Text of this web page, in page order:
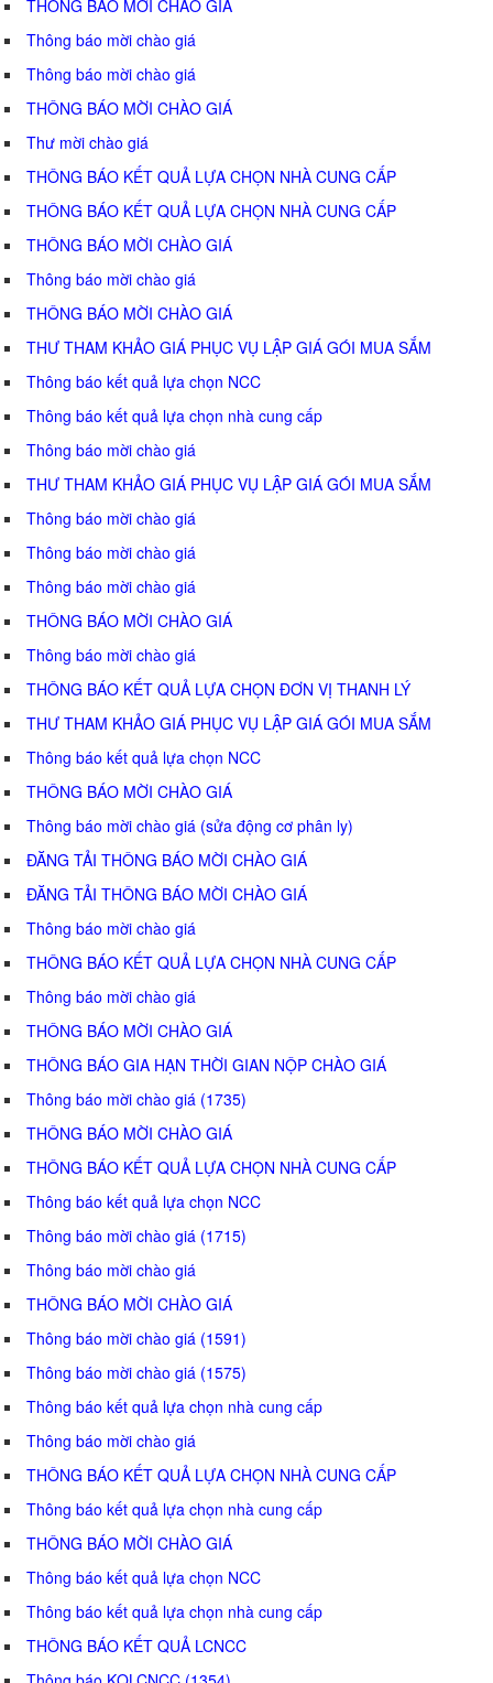
THÔNG BÁO MỜI CHÀO GIÁ
Thông báo mời chào giá
Thông báo mời chào giá
THÔNG BÁO MỜI CHÀO GIÁ
Thư mời chào giá
THÔNG BÁO KẾT QUẢ LỰA CHỌN NHÀ CUNG CẤP
THÔNG BÁO KẾT QUẢ LỰA CHỌN NHÀ CUNG CẤP
THÔNG BÁO MỜI CHÀO GIÁ
Thông báo mời chào giá
THÔNG BÁO MỜI CHÀO GIÁ
THƯ THAM KHẢO GIÁ PHỤC VỤ LẬP GIÁ GÓI MUA SẮM
Thông báo kết quả lựa chọn NCC
Thông báo kết quả lựa chọn nhà cung cấp
Thông báo mời chào giá
THƯ THAM KHẢO GIÁ PHỤC VỤ LẬP GIÁ GÓI MUA SẮM
Thông báo mời chào giá
Thông báo mời chào giá
Thông báo mời chào giá
THÔNG BÁO MỜI CHÀO GIÁ
Thông báo mời chào giá
THÔNG BÁO KẾT QUẢ LỰA CHỌN ĐƠN VỊ THANH LÝ
THƯ THAM KHẢO GIÁ PHỤC VỤ LẬP GIÁ GÓI MUA SẮM
Thông báo kết quả lựa chọn NCC
THÔNG BÁO MỜI CHÀO GIÁ
Thông báo mời chào giá (sửa động cơ phân ly)
ĐĂNG TẢI THÔNG BÁO MỜI CHÀO GIÁ
ĐĂNG TẢI THÔNG BÁO MỜI CHÀO GIÁ
Thông báo mời chào giá
THÔNG BÁO KẾT QUẢ LỰA CHỌN NHÀ CUNG CẤP
Thông báo mời chào giá
THÔNG BÁO MỜI CHÀO GIÁ
THÔNG BÁO GIA HẠN THỜI GIAN NỘP CHÀO GIÁ
Thông báo mời chào giá (1735)
THÔNG BÁO MỜI CHÀO GIÁ
THÔNG BÁO KẾT QUẢ LỰA CHỌN NHÀ CUNG CẤP
Thông báo kết quả lựa chọn NCC
Thông báo mời chào giá (1715)
Thông báo mời chào giá
THÔNG BÁO MỜI CHÀO GIÁ
Thông báo mời chào giá (1591)
Thông báo mời chào giá (1575)
Thông báo kết quả lựa chọn nhà cung cấp
Thông báo mời chào giá
THÔNG BÁO KẾT QUẢ LỰA CHỌN NHÀ CUNG CẤP
Thông báo kết quả lựa chọn nhà cung cấp
THÔNG BÁO MỜI CHÀO GIÁ
Thông báo kết quả lựa chọn NCC
Thông báo kết quả lựa chọn nhà cung cấp
THÔNG BÁO KẾT QUẢ LCNCC